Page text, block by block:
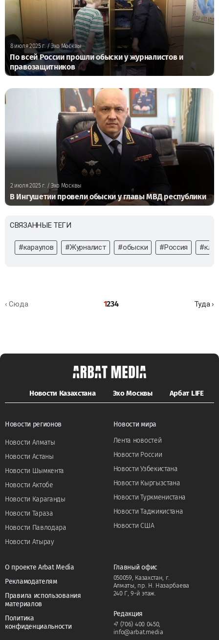
8 июля 2025 г. / Эхо Москвы
По всей России прошли обыски у журналистов и
правозащитников
2 июля 2025 г./ Эхо Москвы
В Ингушетии провели обыски у главы МВД республики
СВЯЗАННЫЕ ТЕГИ
#караулов #Журналист #обыски #Россия
‹ Сюда 1234 Туда ›
Новости Казахстана Эхо Москвы Арбат LIFE
Новости регионов
Новости Алматы
Новости Астаны
Новости Шымкента
Новости Актобе
Новости Караганды
Новости Тараза
Новости Павлодара
Новости Атырау
Новости мира
Лента новостей
Новости России
Новости Узбекистана
Новости Кыргызстана
Новости Туркменистана
Новости Таджикистана
Новости США
О проекте Arbat Media
Рекламодателям
Правила использования
материалов
Политика
конфиденциальности
Главный офис
050059, Казахстан, г.
Алматы, пр. Н. Назарбаева
240 Г, 9-й этаж.
Редакция
+7 (706) 400 0450,
info@arbat.media